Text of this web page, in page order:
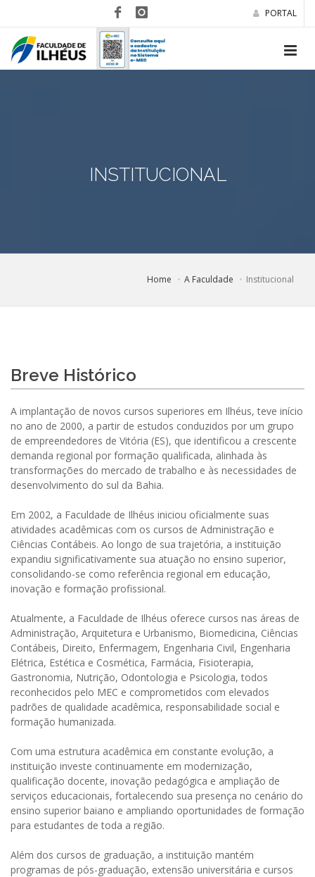
PORTAL
INSTITUCIONAL
Home A Faculdade Institucional
Breve Histórico
A implantação de novos cursos superiores em Ilhéus, teve início
no ano de 2000, a partir de estudos conduzidos por um grupo
de empreendedores de Vitória (ES), que identificou a crescente
demanda regional por formação qualificada, alinhada às
transformações do mercado de trabalho e às necessidades de
desenvolvimento do sul da Bahia.
Em 2002, a Faculdade de Ilhéus iniciou oficialmente suas
atividades acadêmicas com os cursos de Administração e
Ciências Contábeis. Ao longo de sua trajetória, a instituição
expandiu significativamente sua atuação no ensino superior,
consolidando-se como referência regional em educação,
inovação e formação profissional.
Atualmente, a Faculdade de Ilhéus oferece cursos nas áreas de
Administração, Arquitetura e Urbanismo, Biomedicina, Ciências
Contábeis, Direito, Enfermagem, Engenharia Civil, Engenharia
Elétrica, Estética e Cosmética, Farmácia, Fisioterapia,
Gastronomia, Nutrição, Odontologia e Psicologia, todos
reconhecidos pelo MEC e comprometidos com elevados
padrões de qualidade acadêmica, responsabilidade social e
formação humanizada.
Com uma estrutura acadêmica em constante evolução, a
instituição investe continuamente em modernização,
qualificação docente, inovação pedagógica e ampliação de
serviços educacionais, fortalecendo sua presença no cenário do
ensino superior baiano e ampliando oportunidades de formação
para estudantes de toda a região.
Além dos cursos de graduação, a instituição mantém
programas de pós-graduação, extensão universitária e cursos